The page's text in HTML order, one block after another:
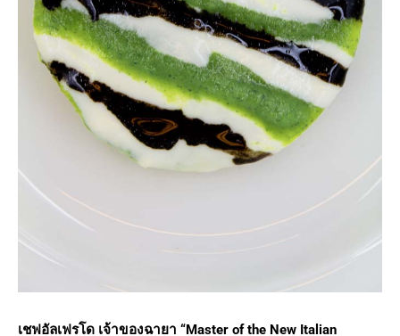
เชฟอัลเฟรโด เจ้าของฉายา “Master of the New Italian